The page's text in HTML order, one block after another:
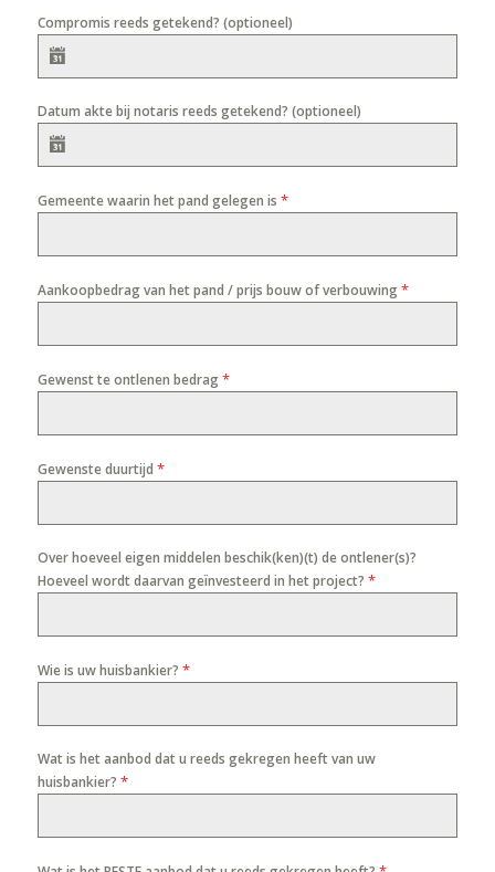
Compromis reeds getekend? (optioneel)
Datum akte bij notaris reeds getekend? (optioneel)
Gemeente waarin het pand gelegen is *
Aankoopbedrag van het pand / prijs bouw of verbouwing*
Gewenst te ontlenen bedrag*
Gewenste duurtijd *
Over hoeveel eigen middelen beschik(ken)(t) de ontlener(s)?
Hoeveel wordt daarvan geïnvesteerd in het project? *
Wie is uw huisbankier? *
Wat is het aanbod dat u reeds gekregen heeft van uw
huisbankier? *